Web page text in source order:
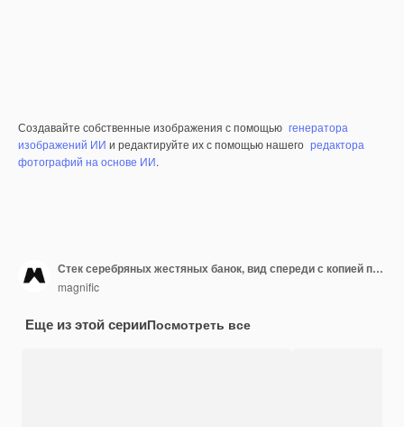
Создавайте собственные изображения с помощью генератора
изображений ИИ и редактируйте их с помощью нашего редактора
фотографий на основе ИИ.
Стек серебряных жестяных банок, вид спереди с копией пространства
magnific
Еще из этой серииПосмотреть все